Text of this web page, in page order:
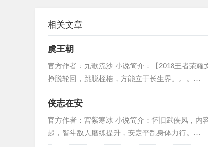
相关文章
虞王朝
官方作者：九歌流沙 小说简介：【2018王者荣
挣脱轮回，跳脱桎梏，方能立于长生界。。。…
侠志在安
官方作者：宫紫寒冰 小说简介：怀旧武侠风，内
起，智斗敌人磨练提升，安定平乱身体力行。…